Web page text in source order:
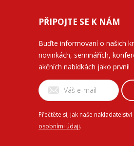
PŘIPOJTE SE K NÁM
Buďte informovaní o našich
novinkách, seminářích,
akčních nabídkách jako první!
Přečtěte si, jak naše nakladatelství
osobními údaji.